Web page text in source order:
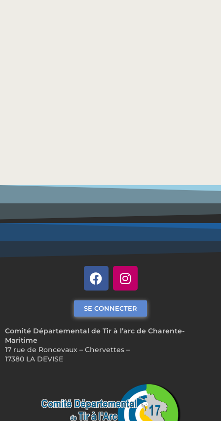
Comité Départemental de Tir à l’arc de Charente-
Maritime
17 rue de Roncevaux – Chervettes –
17380 LA DEVISE
SE CONNECTER